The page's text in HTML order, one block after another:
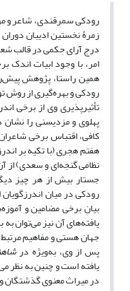
رودکی سمرقندی، شاعر و
زمرۀ نخستین ادیبان
درج آرای حِکمی در قالب
امر، با وجود ابیات اندک
همین راستا، پژوهش
رودکی و بهره‌گیری از روش
تأثیرپذیری وی از برخی
پهلوی و مزدیسنی را
کافی، اقتباس برخی
هفتم هجری (با تکیه بر
نظامی گنجه‌ای و سعدی) از
جستار بیش از هر چیز
رودکی در میان
بیانِ برخی مضامین و
یافته‌های آن نیز می‌توان
جهان هستی و مفاهیم
پس از وی، به‌ویژه در
یافته است و چنین به نظر
در میراث معنوی گذشتگان